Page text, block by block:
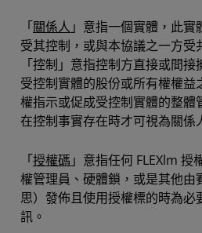
「關係人 」意指一個實體，此
受其控制，或與本協議之一方受
「控制」意指控制方直接或間
受控制實體的股份或所有權權益
權指示或促成受控制實體的整
在控制事實存在時才可視為關係
「授權碼 」意指任何 FLEXlm
權管理員、硬體鎖，或是其他由
思）發佈且使用授權標的時為必
訊。